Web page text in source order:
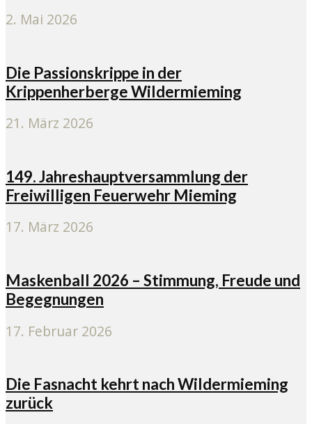
2. Mai 2026
Die Passionskrippe in der
Krippenherberge Wildermieming
21. März 2026
149. Jahreshauptversammlung der
Freiwilligen Feuerwehr Mieming
17. März 2026
Maskenball 2026 – Stimmung, Freude und
Begegnungen
17. Februar 2026
Die Fasnacht kehrt nach Wildermieming
zurück